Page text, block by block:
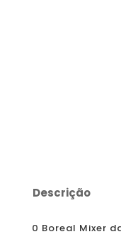
Descrição
0 Boreal Mixer